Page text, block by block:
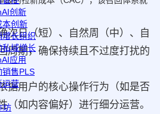
创新
本创新
增长组织
私域增长
应用
销售PLS
运营
坊
次日（短）、自然周（中）、自
周期，确保持续且不过度打扰的
据用户的核心操作行为（如是否
（如内容偏好）进行细分运营。